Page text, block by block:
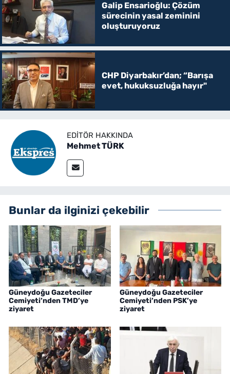
Galip Ensarioğlu: Çözüm
sürecinin yasal zeminini
oluşturuyoruz
CHP Diyarbakır’dan; “Barışa
evet, hukuksuzluğa hayır"
EDITÖR HAKKINDA
Mehmet TÜRK
Bunlar da ilginizi çekebilir
Güneydoğu Gazeteciler
Cemiyeti’nden TMD’ye
ziyaret
Güneydoğu Gazeteciler
Cemiyeti’nden PSK’ye
ziyaret